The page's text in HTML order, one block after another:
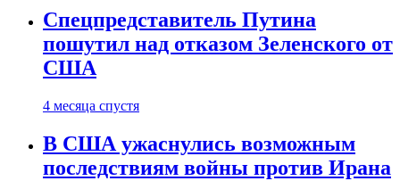
Спецпредставитель Путина
пошутил над отказом Зеленского от
США
4 месяца спустя
В США ужаснулись возможным
последствиям войны против Ирана